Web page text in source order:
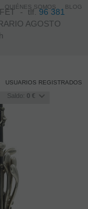
-tlf.96 381
AGOSTO
/Iniciar sesión
Saldo: 0 €
USUARIOS REGISTRADOS
QUIÉNES SOMOS BLOG